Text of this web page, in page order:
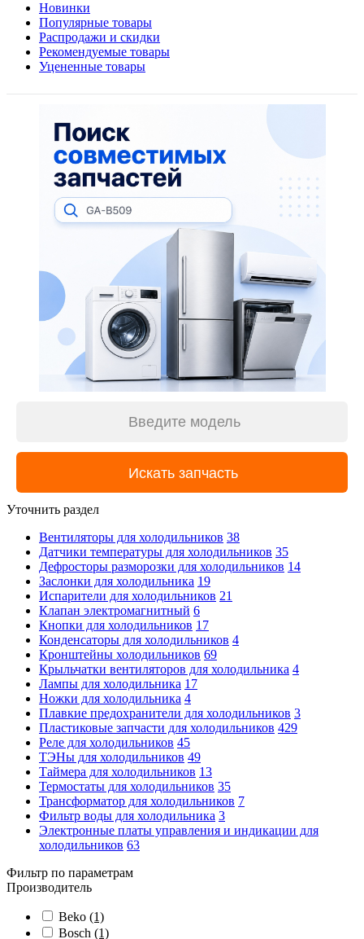
Новинки
Популярные товары
Распродажи и скидки
Рекомендуемые товары
Уцененные товары
Уточнить раздел
Вентиляторы для холодильников 38
Датчики температуры для холодильников 35
Дефросторы разморозки для холодильников 14
Заслонки для холодильника 19
Испарители для холодильников 21
Клапан электромагнитный 6
Кнопки для холодильников 17
Конденсаторы для холодильников 4
Кронштейны холодильников 69
Крыльчатки вентиляторов для холодильника 4
Лампы для холодильника 17
Ножки для холодильника 4
Плавкие предохранители для холодильников 3
Пластиковые запчасти для холодильников 429
Реле для холодильников 45
ТЭНы для холодильников 49
Таймера для холодильников 13
Термостаты для холодильников 35
Трансформатор для холодильников 7
Фильтр воды для холодильника 3
Электронные платы управления и индикации для
холодильников 63
Фильтр по параметрам
Производитель
Beko (1)
Bosch (1)